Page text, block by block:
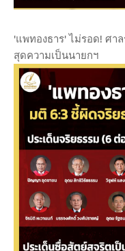
'แพทองธาร' ไม่รอด! ศา
สุดความเป็นนายกฯ